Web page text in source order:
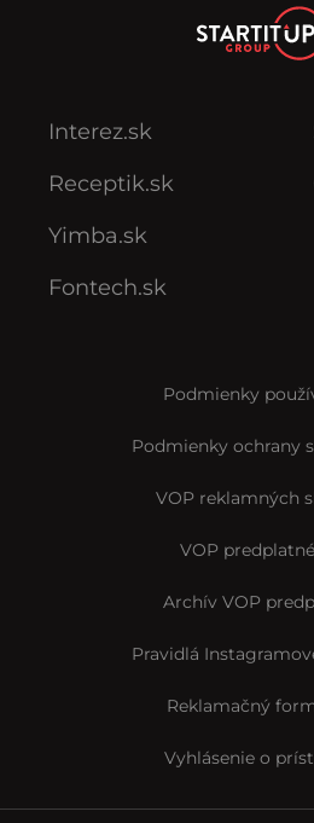
Interez.sk
Receptik.sk
Yimba.sk
Fontech.sk
Podmienky
Podmienky ochrany
VOP reklamných
VOP
Archív VOP
Pravidlá
Reklamačný
Vyhlásenie o